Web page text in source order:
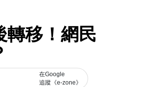
轉移！網民
在Google
追蹤《e-zone》